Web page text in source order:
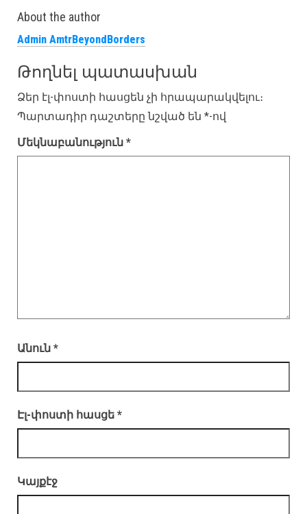
About the author
Admin AmtrBeyondBorders
Թողնել պատասխան
Ձեր էլ-փոստի հասցեն չի հրապարակվելու։
Պարտադիր դաշտերը նշված են *-ով
Մեկնաբանություն *
Անուն *
Էլ-փոստի հասցե *
Կայքէջ